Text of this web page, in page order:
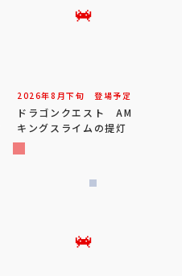
2026年8 月下旬 登場予定
ドラゴンクエスト AM
キングスライムの提灯